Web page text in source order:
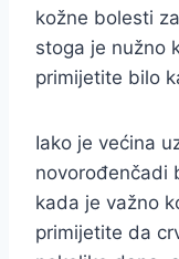
kožne bolesti
stoga je nužno
primijetite bilo
Iako je većina
novorođenčadi
kada je važno
primijetite da